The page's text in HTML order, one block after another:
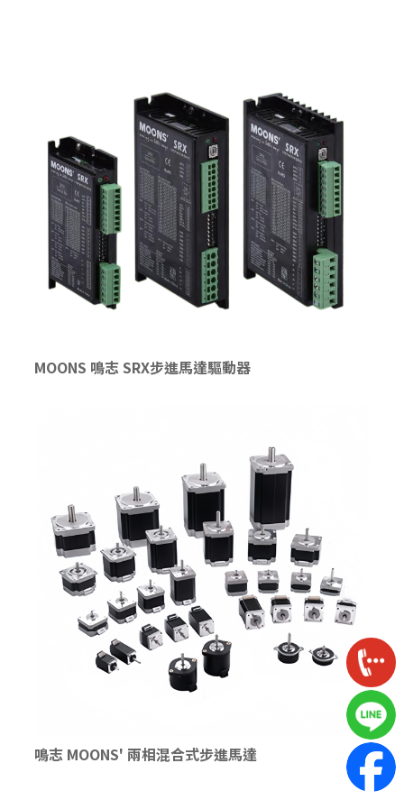
MOONS 鳴志 SRX步進馬達驅動器
鳴志 MOONS' 兩相混合式步進馬達